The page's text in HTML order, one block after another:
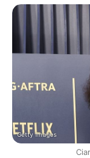
Getty Images